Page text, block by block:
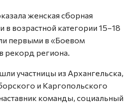
женская сборная
в возрастной категории 15–18
первыми в «Боевом
рекорд региона.
участницы из Архангельска,
и Каргопольского
команды, социальный